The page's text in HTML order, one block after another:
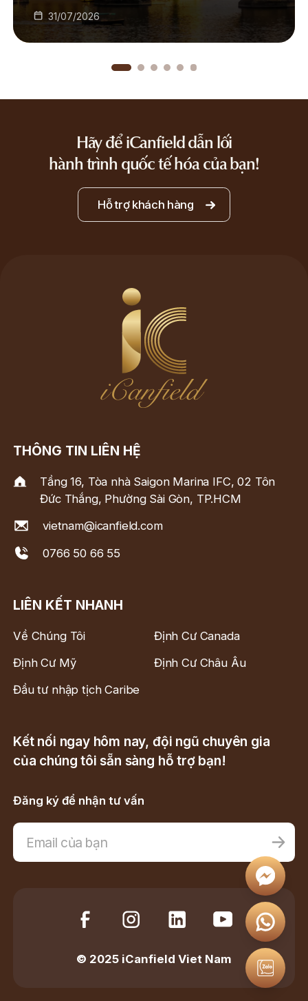
31/07/2026
Hãy để iCanfield dẫn lối
hành trình quốc tế hóa của bạn!
Hỗ trợ khách hàng
THÔNG TIN LIÊN HỆ
Tầng 16, Tòa nhà Saigon Marina IFC, 02 Tôn
Đức Thắng, Phường Sài Gòn, TP.HCM
vietnam@icanfield.com
0766 50 66 55
LIÊN KẾT NHANH
Về Chúng Tôi
Định Cư Canada
Định Cư Mỹ
Định Cư Châu Âu
Đầu tư nhập tịch Caribe
Kết nối ngay hôm nay, đội ngũ chuyên gia
của chúng tôi sẵn sàng hỗ trợ bạn!
Đăng ký để nhận tư vấn
© 2025 iCanfield Viet Nam